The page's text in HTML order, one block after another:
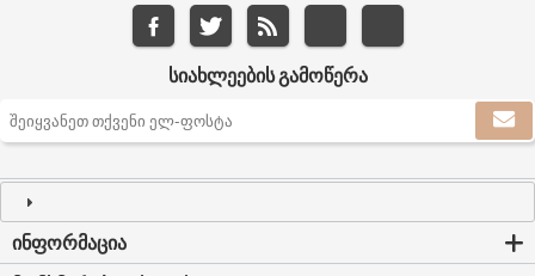
ᲡᲘᲐᲮᲚᲔᲔᲑᲘᲡ ᲒᲐᲛᲝᲬᲔᲠᲐ
ᲘᲜᲤᲝᲠᲛᲐᲪᲘᲐ